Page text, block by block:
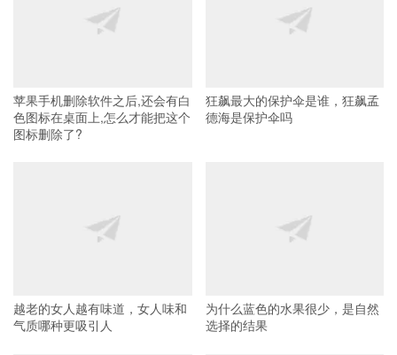
苹果手机删除软件之后,还会有白
色图标在桌面上,怎么才能把这个
图标删除了?
狂飙最大的保护伞是谁，狂飙孟
德海是保护伞吗
越老的女人越有味道，女人味和
气质哪种更吸引人
为什么蓝色的水果很少，是自然
选择的结果